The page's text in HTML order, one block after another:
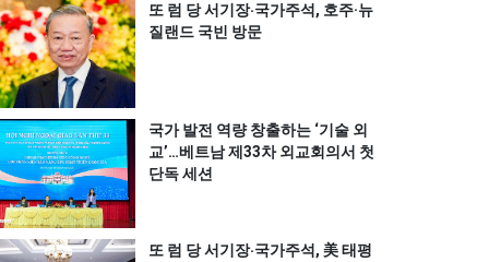
또 럼 당 서기장‧국가주석, 호주·뉴
질랜드 국빈 방문
국가 발전 역량 창출하는 ‘기술 외
교’…베트남 제33차 외교회의서 첫
단독 세션
또 럼 당 서기장‧국가주석, 美 태평